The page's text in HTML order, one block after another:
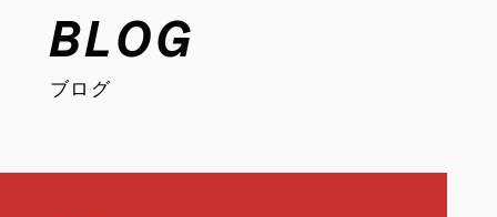
BLOG
ブログ